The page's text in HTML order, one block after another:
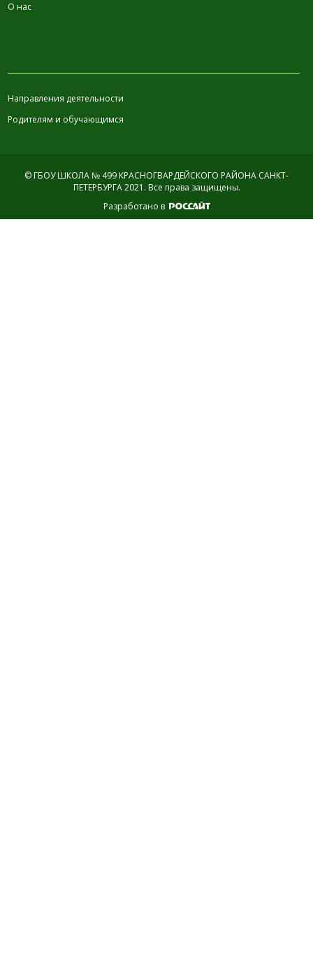
О нас
Направления деятельности
Родителям и обучающимся
© ГБОУ ШКОЛА № 499 КРАСНОГВАРДЕЙСКОГО РАЙОНА САНКТ-
ПЕТЕРБУРГА 2021. Все права защищены.
Разработано в